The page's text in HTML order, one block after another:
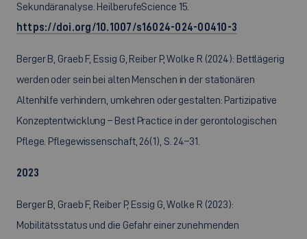
Sekundäranalyse. HeilberufeScience 15.
https://doi.org/10.1007/s16024-024-00410-3
Berger B, Graeb F, Essig G, Reiber P, Wolke R (2024): Bettlägerig
werden oder sein bei alten Menschen in der stationären
Altenhilfe verhindern, umkehren oder gestalten: Partizipative
Konzeptentwicklung – Best Practice in der gerontologischen
Pflege. Pflegewissenschaft, 26(1), S. 24–31.
2023
Berger B, Graeb F, Reiber P, Essig G, Wolke R (2023):
Mobilitätsstatus und die Gefahr einer zunehmenden